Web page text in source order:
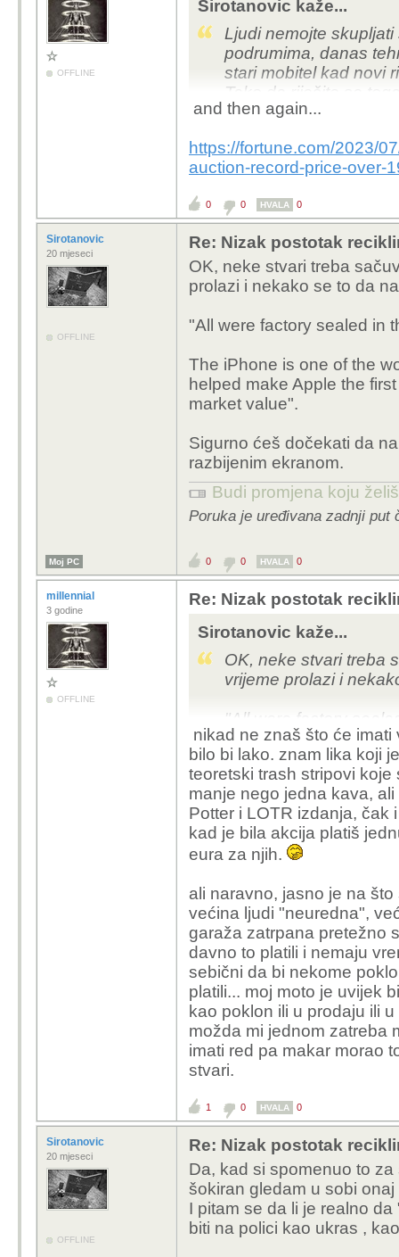
OFFLINE
Sirotanovic kaže...
Ljudi nemojte
podrumima, danas
stari mobitel kad novi
Tako da riješite se
samo sakupljačko
kontejner za mješoviti
and then again...
https://fortune.com/2023/
auction-record-price-over-
0 0 HVALA 0
Sirotanovic
20 mjeseci
OFFLINE
Re: Nizak postotak
OK, neke stvari treba
prolazi i nekako se to da
"All were factory sealed in
The iPhone is one of the
helped make Apple the
market value".
Sigurno ćeš dočekati da
razbijenim ekranom.
Budi promjena koju
Poruka je uređivana zadnji put
Moj PC 0 0 HVALA 0
millennial
3 godine
OFFLINE
Re: Nizak postotak
Sirotanovic kaže...
OK, neke stvari treba
vrijeme prolazi i
"All were factory
The iPhone is one of
products and helped
with a $3 trillion
Sigurno ćeš dočekati
razbijenim ekranom.
nikad ne znaš što će
bilo bi lako. znam lika koji
teoretski trash stripovi
manje nego jedna kava,
Potter i LOTR izdanja, čak
kad je bila akcija platiš
eura za njih.
ali naravno, jasno je na
većina ljudi "neuredna",
garaža zatrpana pretežno
davno to platili i nemaju
sebični da bi nekome
platili... moj moto je uvijek
kao poklon ili u prodaju ili
možda mi jednom zatreba
imati red pa makar morao
stvari.
1 0 HVALA 0
Sirotanovic
20 mjeseci
OFFLINE
Re: Nizak postotak
Da, kad si spomenuo to
šokiran gledam u sobi
I pitam se da li je realno
biti na polici kao ukras ,